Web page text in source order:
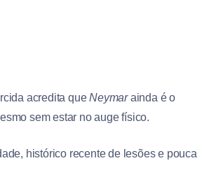
acredita queNeymarainda é o
sem estar no auge físico.
histórico recente de lesões e pouca